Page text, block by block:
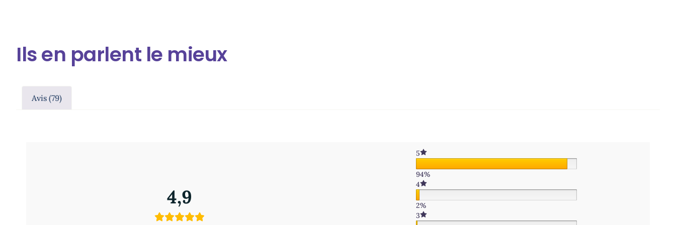
Ils en parlent le mieux
Avis (79)
4,9
5
94%
4
2%
3